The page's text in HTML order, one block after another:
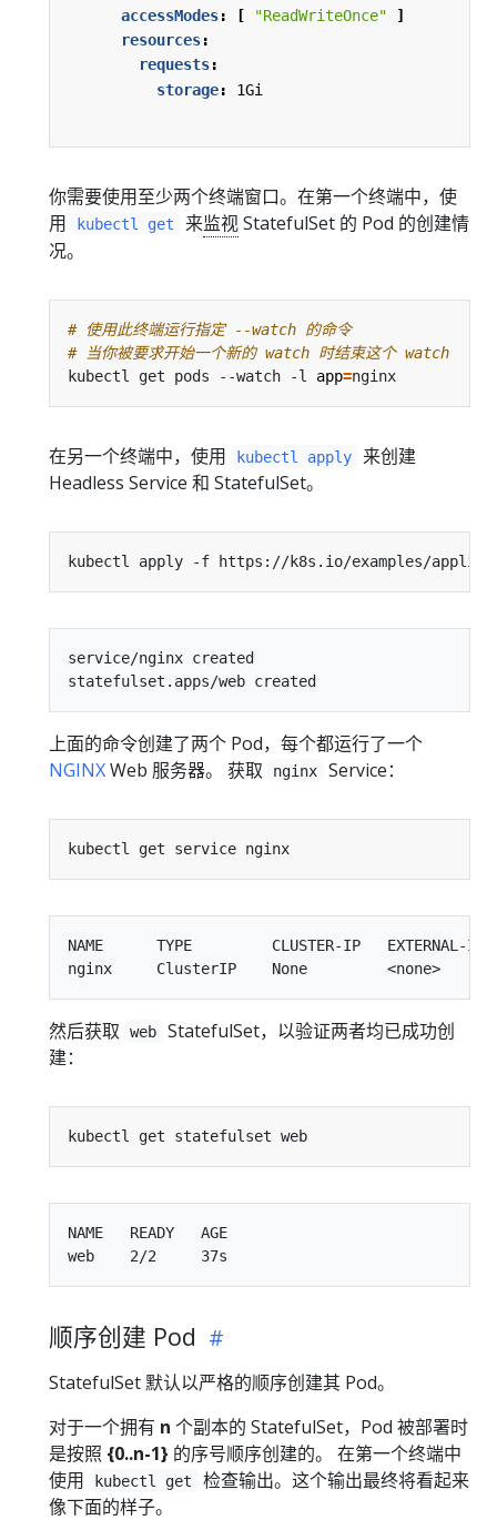
accessModes: [ "ReadWriteOnce"
]
resources:
requests:
storage: 1Gi
你需要使用至少两个终端窗口。在第一个终端中，使
用
kubectl get 来监视StatefulSet 的 Pod 的创建情
况。
# 使用此终端运行指定 --watch 的命令
# 当你被要求开始一个新的 watch 时结束这个 watch
kubectl get pods --watch -l app=
在另一个终端中，使用 kubectl apply
来创建
Headless Service 和 StatefulSet。
service/nginx created
上面的命令创建了两个 Pod，每个都运行了一个
NGINXWeb 服务器。 获取 nginx Service：
NAME      TYPE         CLUSTER-IP   EXTERNAL-IP
然后获取 web
StatefulSet，以验证两者均已成功创
建：
NAME   READY   AGE
顺序创建 Pod
StatefulSet 默认以严格的顺序创建其 Pod。
对于一个拥有 n 个副本的 StatefulSet，Pod 被部署时
是按照 {0..n-1} 的序号顺序创建的。 在第一个终端中
使用
kubectl get
检查输出。这个输出最终将看起来
像下面的样子。